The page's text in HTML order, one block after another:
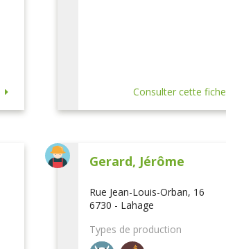
Consulter cette fiche
Gerard, Jérôme
Rue Jean-Louis-Orban, 16
6730 - Lahage
Types de production